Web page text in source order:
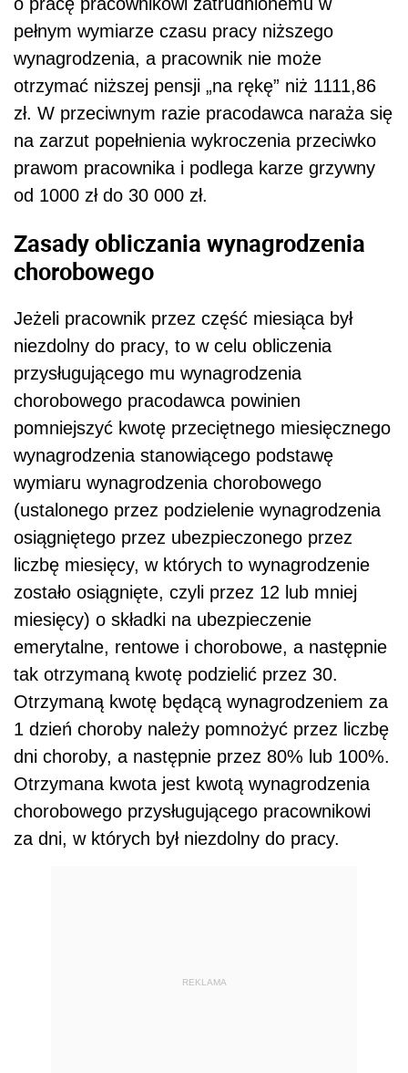
pełnym wymiarze czasu pracy niższego
wynagrodzenia, a pracownik nie może
otrzymać niższej pensji „na rękę” niż 1111,86
zł. W przeciwnym razie pracodawca naraża się
na zarzut popełnienia wykroczenia przeciwko
prawom pracownika i podlega karze grzywny
od 1000 zł do 30 000 zł.
Zasady obliczania wynagrodzenia
chorobowego
Jeżeli pracownik przez część miesiąca był
niezdolny do pracy, to w celu obliczenia
przysługującego mu wynagrodzenia
chorobowego pracodawca powinien
pomniejszyć kwotę przeciętnego miesięcznego
wynagrodzenia stanowiącego podstawę
wymiaru wynagrodzenia chorobowego
(ustalonego przez podzielenie wynagrodzenia
osiągniętego przez ubezpieczonego przez
liczbę miesięcy, w których to wynagrodzenie
zostało osiągnięte, czyli przez 12 lub mniej
miesięcy) o składki na ubezpieczenie
emerytalne, rentowe i chorobowe, a następnie
tak otrzymaną kwotę podzielić przez 30.
Otrzymaną kwotę będącą wynagrodzeniem za
1 dzień choroby należy pomnożyć przez liczbę
dni choroby, a następnie przez 80% lub 100%.
Otrzymana kwota jest kwotą wynagrodzenia
chorobowego przysługującego pracownikowi
za dni, w których był niezdolny do pracy.
REKLAMA